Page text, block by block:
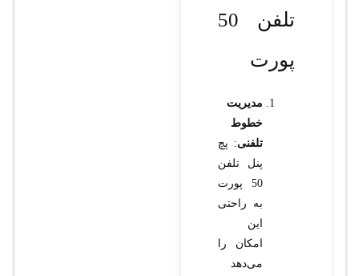
تلفن 50
پورت
مدیریت
خطوط
تلفنی: پچ
پنل تلفن
50 پورت
به راحتی
این
امکان را
می‌دهد